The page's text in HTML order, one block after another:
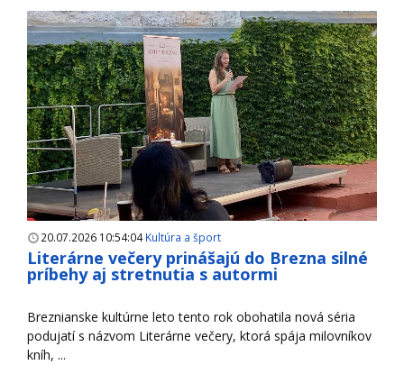
20.07.2026 10:54:04Kultúra a šport
Literárne večery prinášajú do Brezna silné
príbehy aj stretnutia s autormi
Breznianske kultúrne leto tento rok obohatila nová séria
podujatí s názvom Literárne večery, ktorá spája milovníkov
kníh, ...